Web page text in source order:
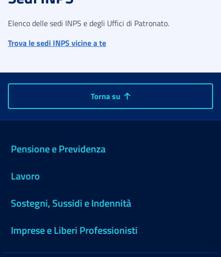
Elenco delle sedi INPS e degli Uffici di Patronato.
Trova le sedi INPS vicine a te
Torna su
Pensione e Previdenza
Lavoro
Sostegni, Sussidi e Indennità
Imprese e Liberi Professionisti